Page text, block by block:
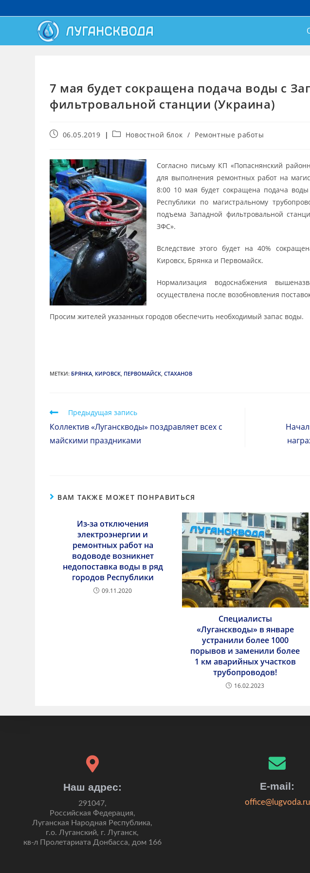
7 мая будет сокращена подача воды с
фильтровальной станции (Украина)
06.05.2019 Новостной блок / Ремонтные работы
Согласно письму КП «Попаснянский
для выполнения ремонтных работ на
8:00 10 мая будет сокращена подача
Республики по магистральному
подъема Западной фильтровальной
ЗФС».
Вследствие этого будет на 40%
Кировск, Брянка и Первомайск.
Нормализация водоснабжения
осуществлена после возобновления
Просим жителей указанных городов обеспечить необходимый запас воды.
МЕТКИ: БРЯНКА, КИРОВСК, ПЕРВОМАЙСК, СТАХАНОВ
Предыдущая запись
Коллектив «Луганскводы» поздравляет всех с
майскими праздниками
ВАМ ТАКЖЕ МОЖЕТ ПОНРАВИТЬСЯ
Из-за отключения
электроэнергии и
ремонтных работ на
водоводе возникнет
недопоставка воды в ряд
городов Республики
09.11.2020
Специалисты
«Луганскводы» в январе
устранили более 1000
порывов и заменили более
1 км аварийных участков
трубопроводов!
16.02.2023
Наш адрес:
291047,
Российская Федерация,
Луганская Народная Республика,
г.о. Луганский, г. Луганск,
кв-л Пролетариата Донбасса, дом 166
E-mail:
office@lugvoda.ru